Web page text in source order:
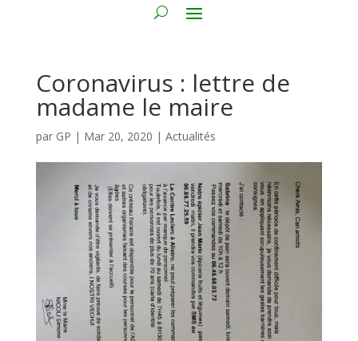
Coronavirus : lettre de
madame le maire
par GP | Mar 20, 2020 | Actualités